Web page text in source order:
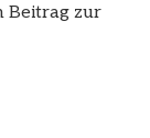
Beitrag zur